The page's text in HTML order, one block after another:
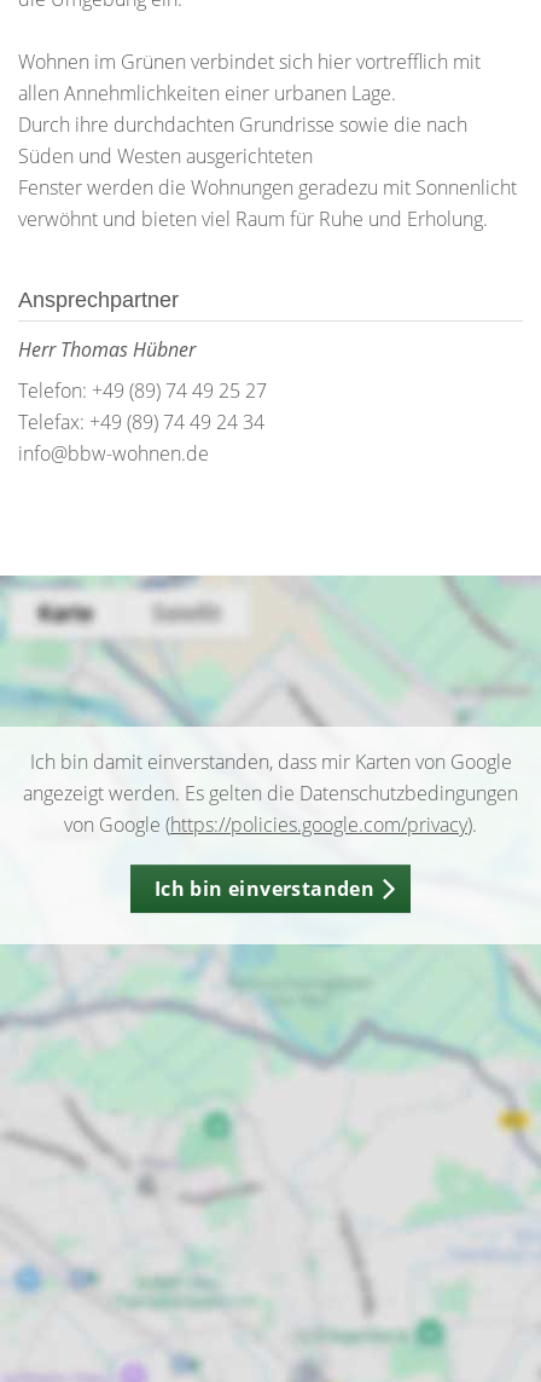
Wohnen im Grünen verbindet sich hier vortrefflich mit
allen Annehmlichkeiten einer urbanen Lage.
Durch ihre durchdachten Grundrisse sowie die nach
Süden und Westen ausgerichteten
Fenster werden die Wohnungen geradezu mit Sonnenlicht
verwöhnt und bieten viel Raum für Ruhe und Erholung.
Ansprechpartner
Herr Thomas Hübner
Telefon: +49 (89) 74 49 25 27
Telefax: +49 (89) 74 49 24 34
info@bbw-wohnen.de
Ich bin damit einverstanden, dass mir Karten von Google
angezeigt werden. Es gelten die Datenschutzbedingungen
von Google (https://policies.google.com/privacy).
Ich bin einverstanden